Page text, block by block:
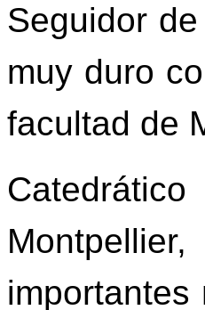
Seguidor de
muy duro
facultad de